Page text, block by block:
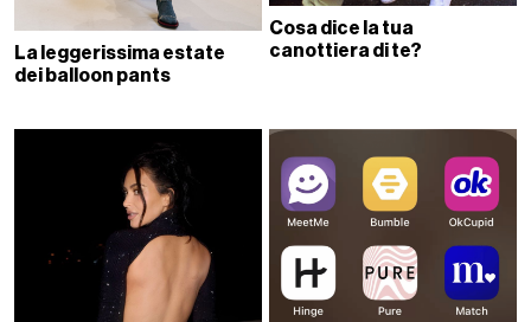
La leggerissima estate
dei balloon pants
Cosa dice la tua
canottiera di te?